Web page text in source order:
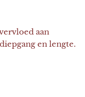
aan
en lengte.